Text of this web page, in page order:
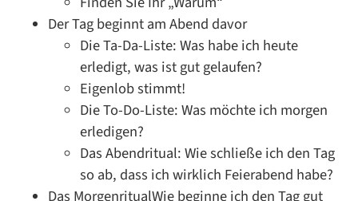
Der Tag beginnt am Abend davor
Die Ta-Da-Liste: Was habe ich heute
erledigt, was ist gut gelaufen?
Eigenlob stimmt!
Die To-Do-Liste: Was möchte ich morgen
erledigen?
Das Abendritual: Wie schließe ich den Tag
so ab, dass ich wirklich Feierabend habe?
Das MorgenritualWie beginne ich den Tag gut